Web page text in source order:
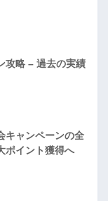
攻略 – 過去の実績
キャンペーンの全
ポイント獲得へ